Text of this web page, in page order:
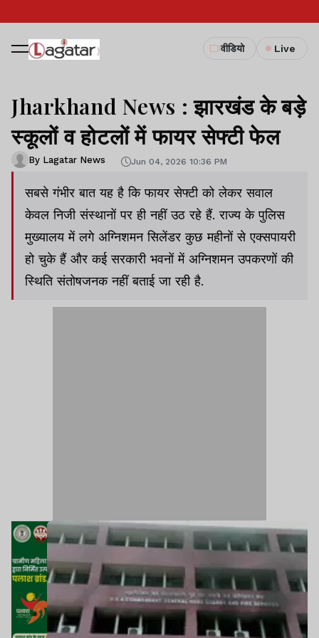
वीडियो Live
Jharkhand News : झारखंड के बड़े
स्कूलों व होटलों में फायर सेफ्टी फेल
By Lagatar News Jun 04, 2026 10:36 PM
सबसे गंभीर बात यह है कि फायर सेफ्टी को लेकर सवाल
केवल निजी संस्थानों पर ही नहीं उठ रहे हैं. राज्य के पुलिस
मुख्यालय में लगे अग्निशमन सिलेंडर कुछ महीनों से एक्सपायरी
हो चुके हैं और कई सरकारी भवनों में अग्निशमन उपकरणों की
स्थिति संतोषजनक नहीं बताई जा रही है.